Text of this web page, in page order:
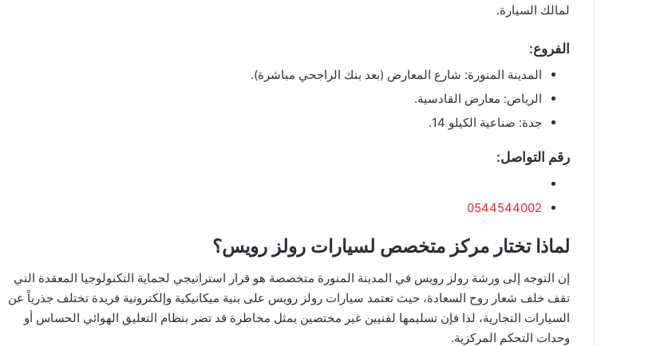
لمالك السيارة.
​الفروع:
​المدينة المنورة: شارع المعارض (بعد بنك الراجحي مباشرة).
​الرياض: معارض القادسية.
​جدة: صناعية الكيلو 14.
​رقم التواصل:
0544544002
​لماذا تختار مركز متخصص لسيارات رولز رويس؟
​إن التوجه إلى ورشة رولز رويس في المدينة المنورة متخصصة هو قرار استراتيجي لحماية التكنولوجيا المعقدة التي
تقف خلف شعار روح السعادة، حيث تعتمد سيارات رولز رويس على بنية ميكانيكية وإلكترونية فريدة تختلف جذرياً عن
السيارات التجارية، لذا فإن تسليمها لفنيين غير مختصين يمثل مخاطرة قد تضر بنظام التعليق الهوائي الحساس أو
وحدات التحكم المركزية.